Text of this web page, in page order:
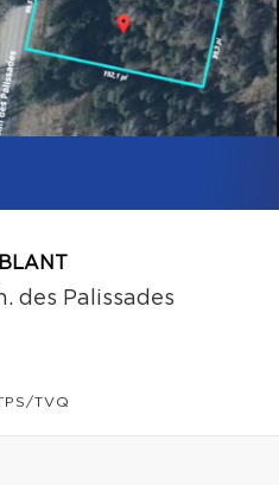
des Palissades
TVQ